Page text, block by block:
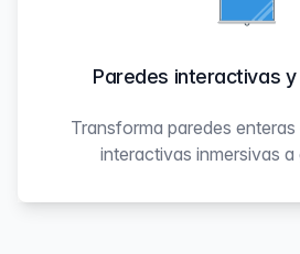
Paredes interactivas
Transforma paredes
interactivas inmersivas a